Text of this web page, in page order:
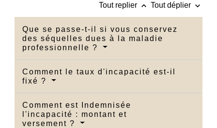
Tout replier keyboard_arrow_up Tout déplier keyboard_arrow_down
Que se passe-t-il si vous conservez
des séquelles dues à la maladie
professionnelle ?
Comment le taux d'incapacité est-il
fixé ?
Comment est Indemnisée
l'incapacité : montant et
versement ?